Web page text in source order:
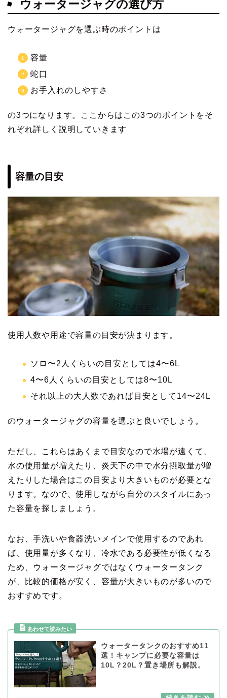
ウォータージャグの選び方
ウォータージャグを選ぶ時のポイントは
容量
蛇口
お手入れのしやすさ
の3つになります。ここからはこの3つのポイントをそ
れぞれ詳しく説明していきます
容量の目安
使用人数や用途で容量の目安が決まります。
ソロ〜2人くらいの目安としては4〜6L
4〜6人くらいの目安としては8〜10L
それ以上の大人数であれば目安として14〜24L
のウォータージャグの容量を選ぶと良いでしょう。
ただし、これらはあくまで目安なので水場が遠くて、
水の使用量が増えたり、炎天下の中で水分摂取量が増
えたりした場合はこの目安より大きいものが必要とな
ります。なので、使用しながら自分のスタイルにあっ
た容量を探しましょう。
なお、手洗いや食器洗いメインで使用するのであれ
ば、使用量が多くなり、冷水である必要性が低くなる
ため、ウォータージャグではなくウォータータンク
が、比較的価格が安く、容量が大きいものが多いので
おすすめです。
ウォータータンクのおすすめ11
選！キャンプに必要な容量は
10L？20L？置き場所も解説。